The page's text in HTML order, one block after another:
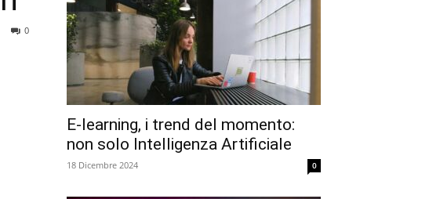
0
E-learning, i trend del momento:
non solo Intelligenza Artificiale
18 Dicembre 2024 0